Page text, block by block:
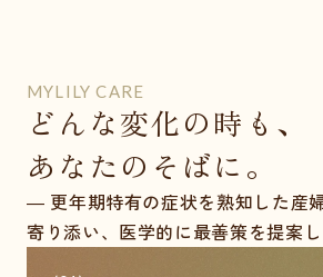
MYLILY CARE
どんな変化の時も、
あなたのそばに。
― 更年期特有の症状を熟知した産
寄り添い、医学的に最善策を提案し